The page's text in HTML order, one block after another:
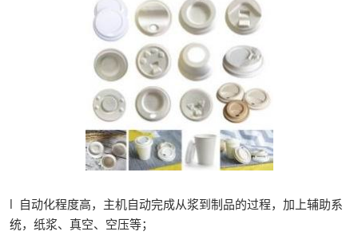
l 自动化程度高，主机自动完成从浆到制品的过程，加上辅助系
统，纸浆、真空、空压等；